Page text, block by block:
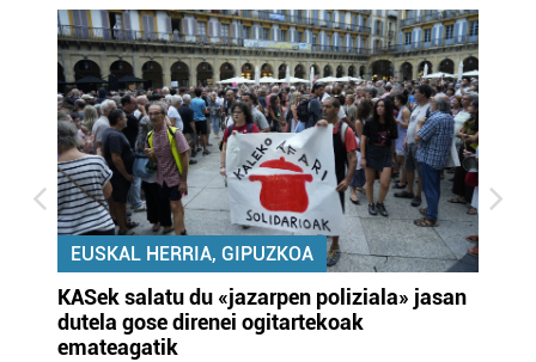
EUSKAL HERRIA, GIPUZKOA
KASek salatu du «jazarpen poliziala» jasan
dutela gose direnei ogitartekoak
emateagatik